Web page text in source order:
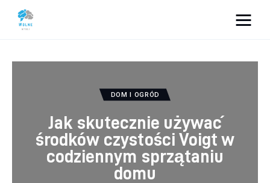
Dom i ogród
DOM I OGRÓD
Jak skutecznie używać
środków czystości Voigt w
codziennym sprzątaniu
domu